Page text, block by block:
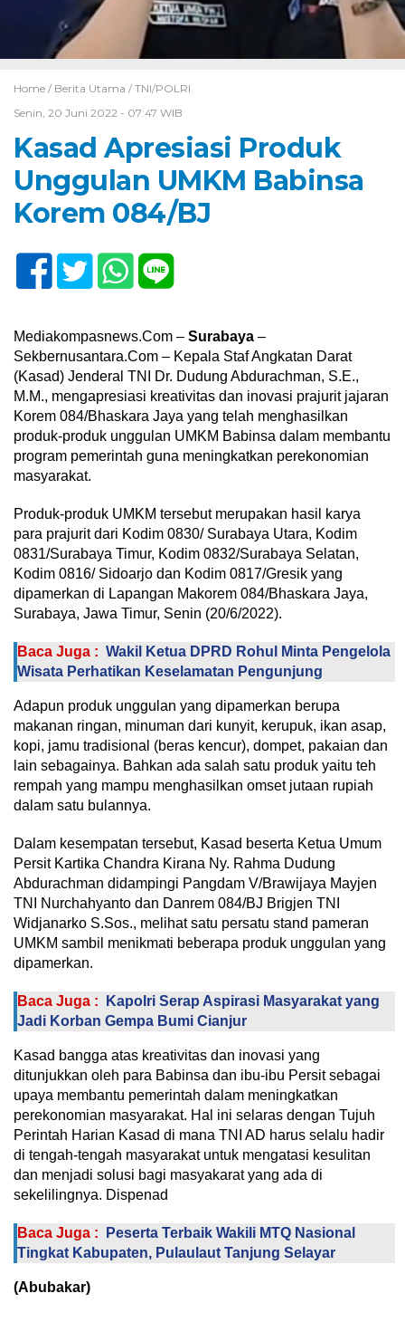
Home / Berita Utama / TNI/POLRI
Senin, 20 Juni 2022 - 07:47 WIB
Kasad Apresiasi Produk
Unggulan UMKM Babinsa
Korem 084/BJ
Mediakompasnews.Com – Surabaya –
Sekbernusantara.Com – Kepala Staf Angkatan Darat
(Kasad) Jenderal TNI Dr. Dudung Abdurachman, S.E.,
M.M., mengapresiasi kreativitas dan inovasi prajurit jajaran
Korem 084/Bhaskara Jaya yang telah menghasilkan
produk-produk unggulan UMKM Babinsa dalam membantu
program pemerintah guna meningkatkan perekonomian
masyarakat.
Produk-produk UMKM tersebut merupakan hasil karya
para prajurit dari Kodim 0830/ Surabaya Utara, Kodim
0831/Surabaya Timur, Kodim 0832/Surabaya Selatan,
Kodim 0816/ Sidoarjo dan Kodim 0817/Gresik yang
dipamerkan di Lapangan Makorem 084/Bhaskara Jaya,
Surabaya, Jawa Timur, Senin (20/6/2022).
Baca Juga : Wakil Ketua DPRD Rohul Minta Pengelola
Wisata Perhatikan Keselamatan Pengunjung
Adapun produk unggulan yang dipamerkan berupa
makanan ringan, minuman dari kunyit, kerupuk, ikan asap,
kopi, jamu tradisional (beras kencur), dompet, pakaian dan
lain sebagainya. Bahkan ada salah satu produk yaitu teh
rempah yang mampu menghasilkan omset jutaan rupiah
dalam satu bulannya.
Dalam kesempatan tersebut, Kasad beserta Ketua Umum
Persit Kartika Chandra Kirana Ny. Rahma Dudung
Abdurachman didampingi Pangdam V/Brawijaya Mayjen
TNI Nurchahyanto dan Danrem 084/BJ Brigjen TNI
Widjanarko S.Sos., melihat satu persatu stand pameran
UMKM sambil menikmati beberapa produk unggulan yang
dipamerkan.
Baca Juga :
Kapolri Serap Aspirasi Masyarakat yang
Jadi Korban Gempa Bumi Cianjur
Kasad bangga atas kreativitas dan inovasi yang
ditunjukkan oleh para Babinsa dan ibu-ibu Persit sebagai
upaya membantu pemerintah dalam meningkatkan
perekonomian masyarakat. Hal ini selaras dengan Tujuh
Perintah Harian Kasad di mana TNI AD harus selalu hadir
di tengah-tengah masyarakat untuk mengatasi kesulitan
dan menjadi solusi bagi masyakarat yang ada di
sekelilingnya. Dispenad
Baca Juga :
Peserta Terbaik Wakili MTQ Nasional
Tingkat Kabupaten, Pulaulaut Tanjung Selayar
(Abubakar)